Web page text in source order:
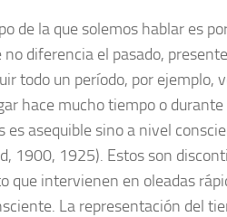
de la que solemos hablar es
diferencia el pasado,
todo un período, por ejemplo,
hace mucho tiempo o
asequible sino a nivel
1900, 1925). Estos son
que intervienen en oleadas
La representación del